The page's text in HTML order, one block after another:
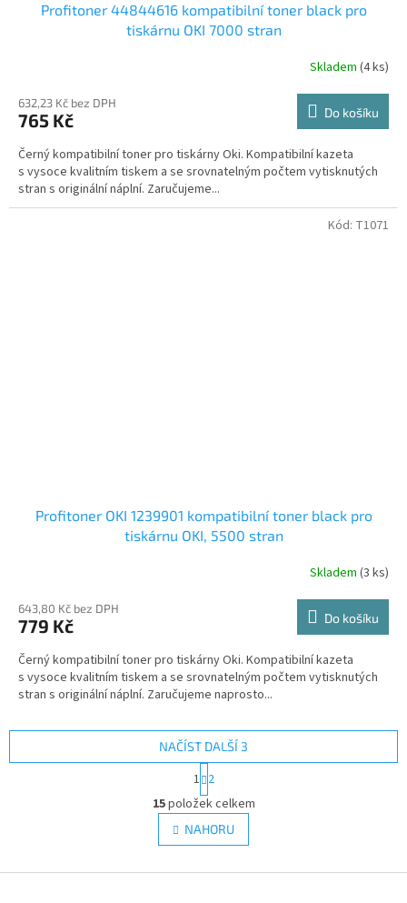
Profitoner 44844616 kompatibilní toner black pro
tiskárnu OKI 7000 stran
Skladem (4 ks)
632,23 Kč bez DPH
765 Kč Do košíku
Černý kompatibilní toner pro tiskárny Oki. Kompatibilní kazeta
s vysoce kvalitním tiskem a se srovnatelným počtem vytisknutých
stran s originální náplní. Zaručujeme...
Profitoner OKI 1239901 kompatibilní toner black pro
tiskárnu OKI, 5500 stran
Skladem (3 ks)
643,80 Kč bez DPH
779 Kč Do košíku
Černý kompatibilní toner pro tiskárny Oki. Kompatibilní kazeta
s vysoce kvalitním tiskem a se srovnatelným počtem vytisknutých
stran s originální náplní. Zaručujeme naprosto...
Kód: T1071
O
v
l
á
NAČÍST DALŠÍ 3
S
t
r
á
n
k
v
1 2
15položek celkem
NAHORU